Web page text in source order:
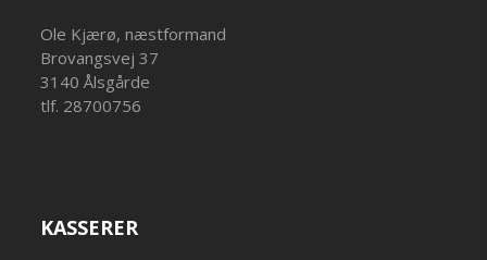
Ole Kjærø, næstformand
Brovangsvej 37
3140 Ålsgårde
tlf. 28700756
KASSERER